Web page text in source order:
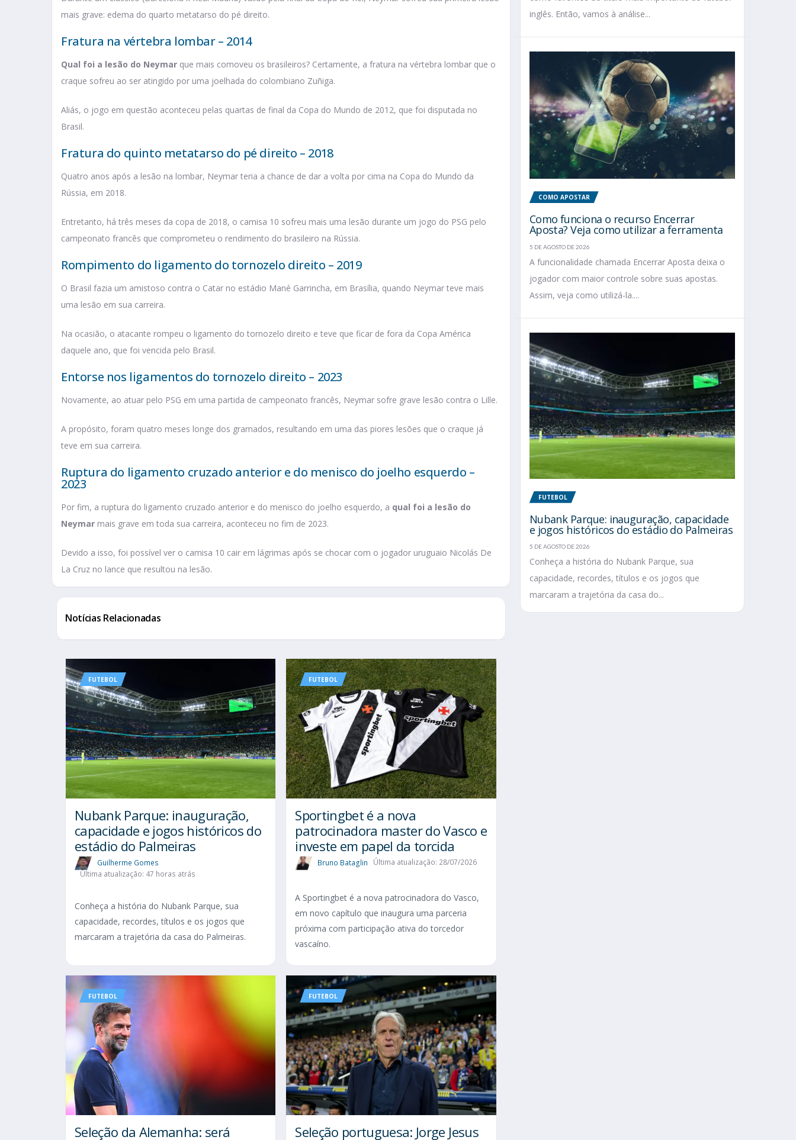
mais grave: edema do quarto metatarso do pé direito.
Fratura na vértebra lombar – 2014
Qual foi a lesão do Neymar que mais comoveu os brasileiros? Certamente, a fratura na vértebra lombar que o
craque sofreu ao ser atingido por uma joelhada do colombiano Zuñiga.
Aliás, o jogo em questão aconteceu pelas quartas de final da Copa do Mundo de 2012, que foi disputada no
Brasil.
Fratura do quinto metatarso do pé direito – 2018
Quatro anos após a lesão na lombar, Neymar teria a chance de dar a volta por cima na Copa do Mundo da
Rússia, em 2018.
Entretanto, há três meses da copa de 2018, o camisa 10 sofreu mais uma lesão durante um jogo do PSG pelo
campeonato francês que comprometeu o rendimento do brasileiro na Rússia.
Rompimento do ligamento do tornozelo direito – 2019
O Brasil fazia um amistoso contra o Catar no estádio Mané Garrincha, em Brasília, quando Neymar teve mais
uma lesão em sua carreira.
Na ocasião, o atacante rompeu o ligamento do tornozelo direito e teve que ficar de fora da Copa América
daquele ano, que foi vencida pelo Brasil.
Entorse nos ligamentos do tornozelo direito – 2023
Novamente, ao atuar pelo PSG em uma partida de campeonato francês, Neymar sofre grave lesão contra o Lille.
A propósito, foram quatro meses longe dos gramados, resultando em uma das piores lesões que o craque já
teve em sua carreira.
Ruptura do ligamento cruzado anterior e do menisco do joelho esquerdo –
2023
Por fim, a ruptura do ligamento cruzado anterior e do menisco do joelho esquerdo, a qual foi a lesão do
Neymar mais grave em toda sua carreira, aconteceu no fim de 2023.
Devido a isso, foi possível ver o camisa 10 cair em lágrimas após se chocar com o jogador uruguaio Nicolás De
La Cruz no lance que resultou na lesão.
Notícias Relacionadas
FUTEBOL
Nubank Parque: inauguração,
capacidade e jogos históricos do
estádio do Palmeiras
Guilherme Gomes
Última atualização: 47 horas atrás
Conheça a história do Nubank Parque, sua
capacidade, recordes, títulos e os jogos que
marcaram a trajetória da casa do Palmeiras.
FUTEBOL
Sportingbet é a nova
patrocinadora master do Vasco e
investe em papel da torcida
Bruno Bataglin Última atualização: 28/07/2026
A Sportingbet é a nova patrocinadora do Vasco,
em novo capítulo que inaugura uma parceria
próxima com participação ativa do torcedor
vascaíno.
FUTEBOL
Seleção da Alemanha: será
FUTEBOL
Seleção portuguesa: Jorge Jesus
inglês. Então, vamos à análise...
COMO APOSTAR
Como funciona o recurso Encerrar
Aposta? Veja como utilizar a ferramenta
5 DE AGOSTO DE 2026
A funcionalidade chamada Encerrar Aposta deixa o
jogador com maior controle sobre suas apostas.
Assim, veja como utilizá-la....
FUTEBOL
Nubank Parque: inauguração, capacidade
e jogos históricos do estádio do Palmeiras
5 DE AGOSTO DE 2026
Conheça a história do Nubank Parque, sua
capacidade, recordes, títulos e os jogos que
marcaram a trajetória da casa do...